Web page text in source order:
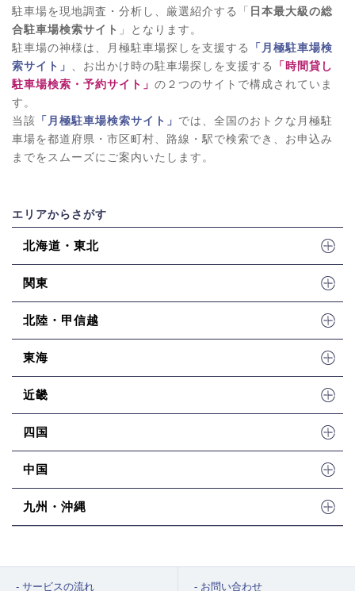
駐車場を現地調査・分析し、厳選紹介する「 日本最大級の総
合駐車場検索サイト 」となります。
駐車場の神様は、月極駐車場探しを支援する
「月極駐車場検
索サイト」
、お出かけ時の駐車場探しを支援する
「時間貸し
駐車場検索・予約サイト」 の２つのサイトで構成されていま
す。
当該 「月極駐車場検索サイト」 では、全国のおトクな月極駐
車場を都道府県・市区町村、路線・駅で検索でき、お申込み
までをスムーズにご案内いたします。
エリアからさがす
北海道・東北
関東
北陸・甲信越
東海
近畿
四国
中国
九州・沖縄
サービスの流れ お問い合わせ